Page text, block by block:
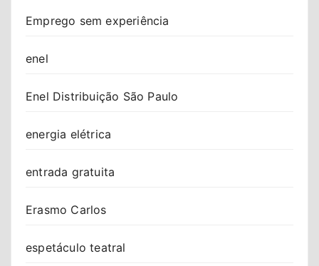
Emprego sem experiência
enel
Enel Distribuição São Paulo
energia elétrica
entrada gratuita
Erasmo Carlos
espetáculo teatral